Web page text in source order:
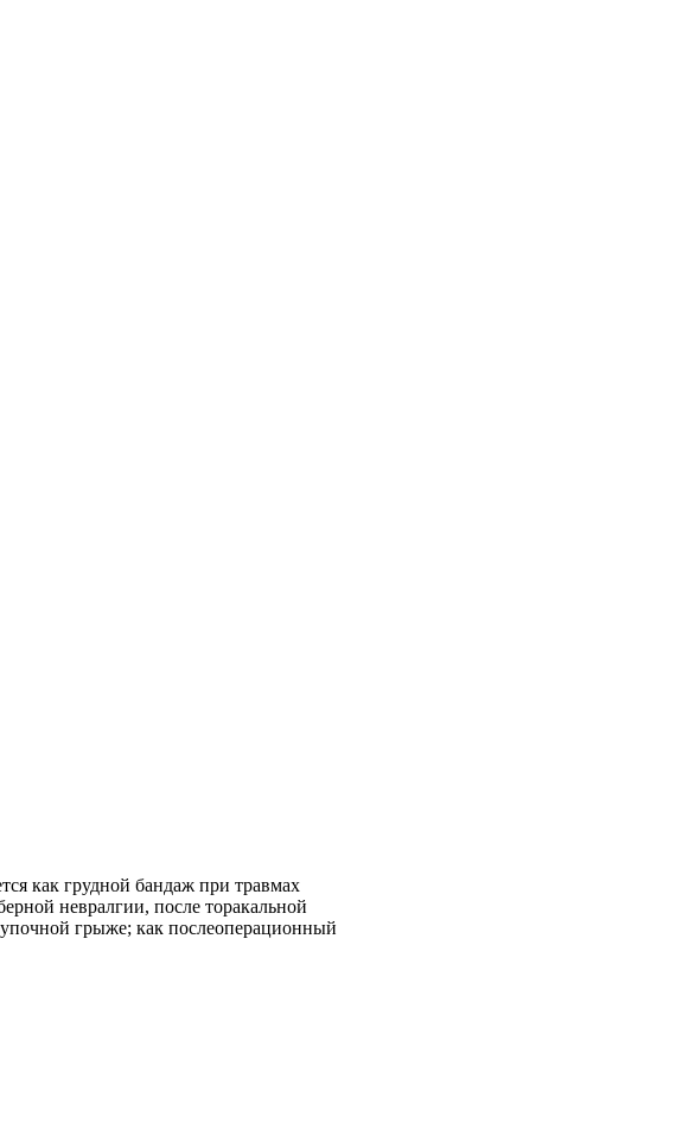
как грудной бандаж при травмах
невралгии, после торакальной
грыже; как послеоперационный